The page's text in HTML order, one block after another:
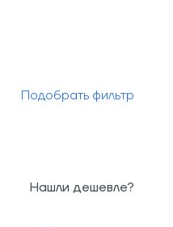
Подобрать фильтр
Нашли дешевле?